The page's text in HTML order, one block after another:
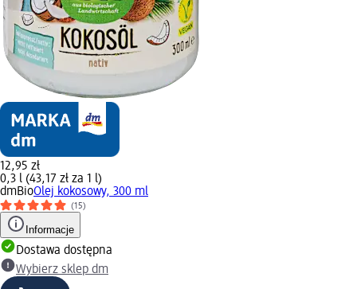
12,95 zł
0,3 l (43,17 zł za 1 l)
dmBioOlej kokosowy, 300 ml
(15)
Informacje
Dostawa dostępna
Wybierz sklep dm